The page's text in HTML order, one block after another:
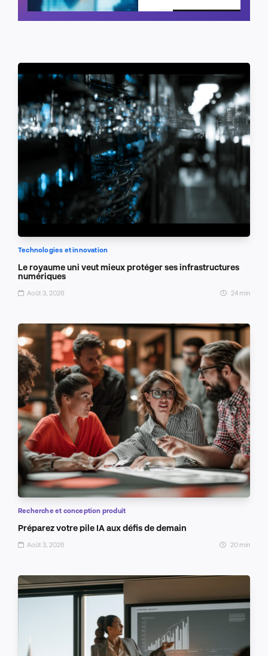
Planifier un appel
Technologies et innovation
Le royaume uni veut mieux protéger ses infrastructures
numériques
Août 3, 2026 24 min
Recherche et conception produit
Préparez votre pile IA aux défis de demain
Août 3, 2026 20 min